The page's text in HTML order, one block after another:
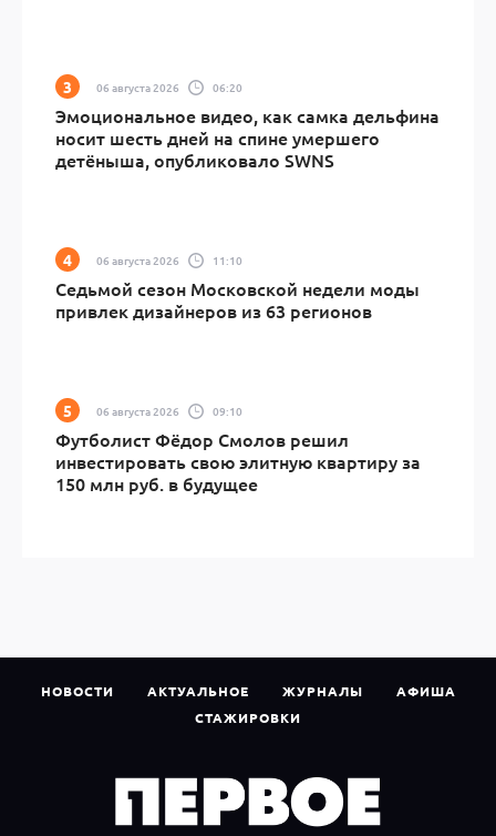
06 августа 2026 06:20
Эмоциональное видео, как самка дельфина
носит шесть дней на спине умершего
детёныша, опубликовало SWNS
06 августа 2026 11:10
Седьмой сезон Московской недели моды
привлек дизайнеров из 63 регионов
06 августа 2026 09:10
Футболист Фёдор Смолов решил
инвестировать свою элитную квартиру за
150 млн руб. в будущее
НОВОСТИ АКТУАЛЬНОЕ ЖУРНАЛЫ
АФИША
СТАЖИРОВКИ